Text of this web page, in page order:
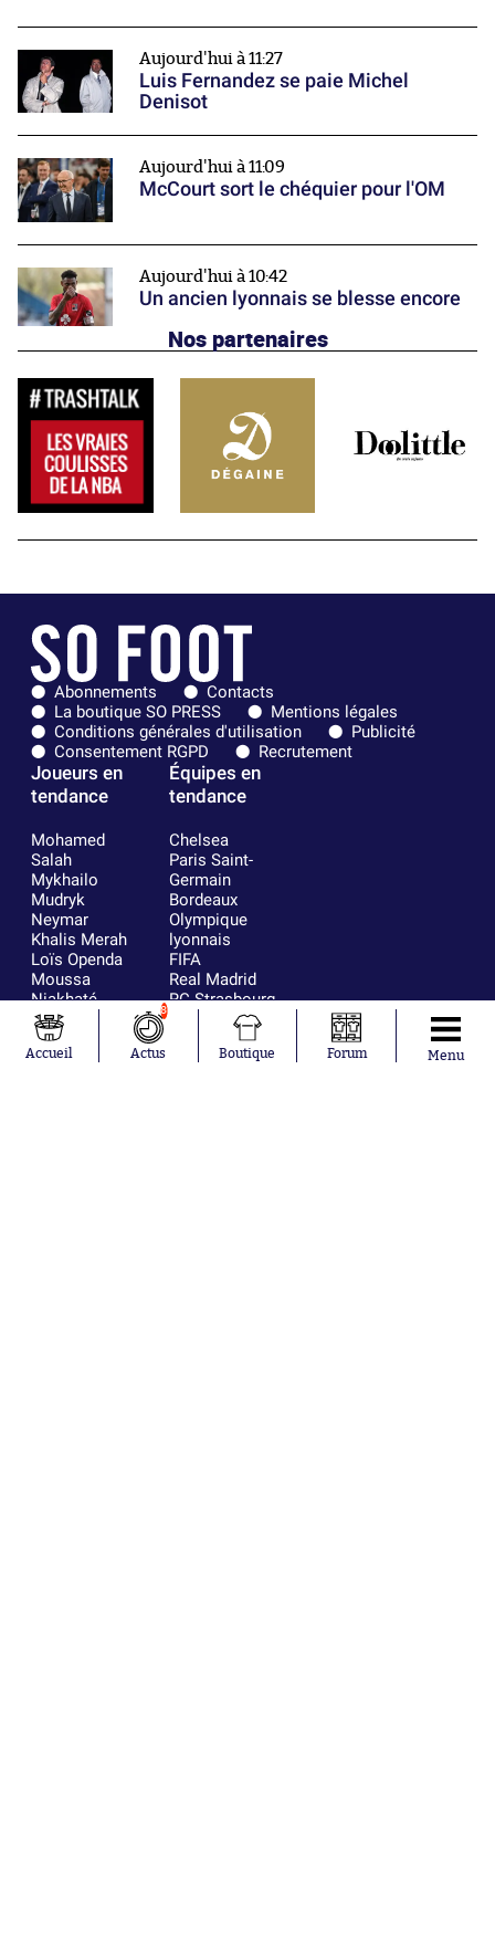
Aujourd'hui à 11:27
Luis Fernandez se paie Michel
Denisot
Aujourd'hui à 11:09
McCourt sort le chéquier pour l'OM
Aujourd'hui à 10:42
Un ancien lyonnais se blesse encore
Nos partenaires
Abonnements
Contacts
La boutique SO PRESS
Mentions légales
Conditions générales d'utilisation
Publicité
Consentement RGPD
Recrutement
Joueurs en
tendance
Mohamed
Salah
Mykhailo
Mudryk
Neymar
Khalis Merah
Loïs Openda
Moussa
Niakhaté
Nicolás
Tagliafico
Pavel Šulc
Équipes en
tendance
Chelsea
Paris Saint-
Germain
Bordeaux
Olympique
lyonnais
FIFA
Real Madrid
RC Strasbourg
AC Milan
RC Lens
Accueil
8
Actus Boutique Forum Menu